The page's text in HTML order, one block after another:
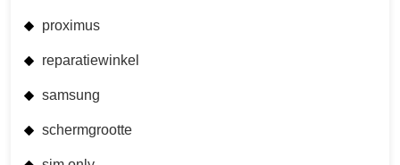
proximus
reparatiewinkel
samsung
schermgrootte